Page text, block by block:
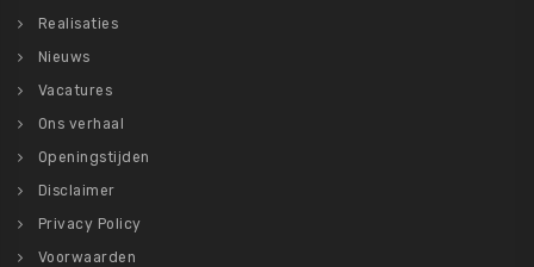
Realisaties
Nieuws
Vacatures
Ons verhaal
Openingstijden
Disclaimer
Privacy Policy
Voorwaarden